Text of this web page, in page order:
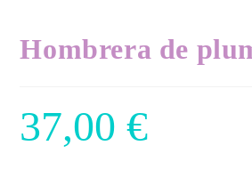
Hombrera de
37,00€